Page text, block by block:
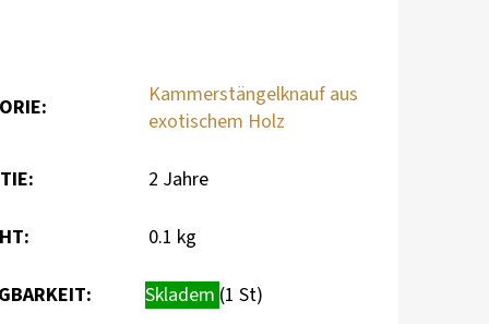
:
Kammerstängelknauf aus
exotischem Holz
: 2 Jahre
: 0.1 kg
Skladem (1 St)